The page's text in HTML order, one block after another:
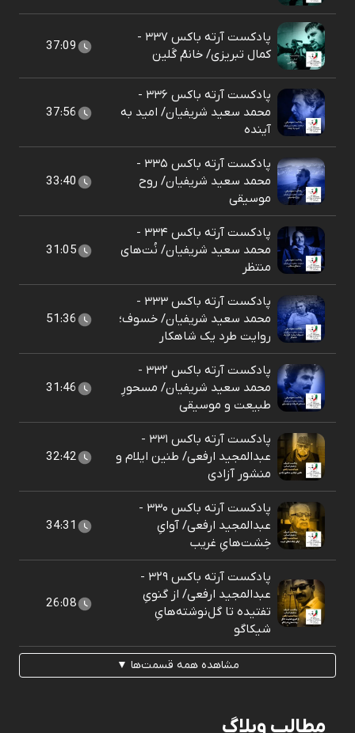
پادکست آرته باکس ۳۳۷ -
کمال تبریزی/ خانمْ گَلین
37:09
پادکست آرته باکس ۳۳۶ -
محمد سعید شریفیان/ امید به
آینده
37:56
پادکست آرته باکس ۳۳۵ -
محمد سعید شریفیان/ روح
موسیقی
33:40
پادکست آرته باکس ۳۳۴ -
محمد سعید شریفیان/ نُت‌های
منتظر
31:05
پادکست آرته باکس ۳۳۳ -
محمد سعید شریفیان/ خسوف؛
روایت طرد یک شاهکار
51:36
پادکست آرته باکس ۳۳۲ -
محمد سعید شریفیان/ مسحورِ
طبیعت و موسیقی
31:46
پادکست آرته باکس ۳۳۱ -
عبدالمجید ارفعی/ طنین ایلام و
منشور آزادی
32:42
پادکست آرته باکس ۳۳۰ -
عبدالمجید ارفعی/ آوایِ
خِشت‌هایِ غریب
34:31
پادکست آرته باکس ۳۲۹ -
عبدالمجید ارفعی/ از گنویِ
تفتیده تا گل‌نوشته‌هایِ
شیکاگو
26:08
مشاهده همه قسمت‌ها ▼
مطالب وبلاگ